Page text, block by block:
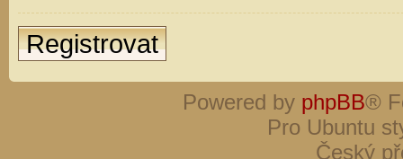
Registrovat
Powered by phpBB®
Pro Ubuntu
Český